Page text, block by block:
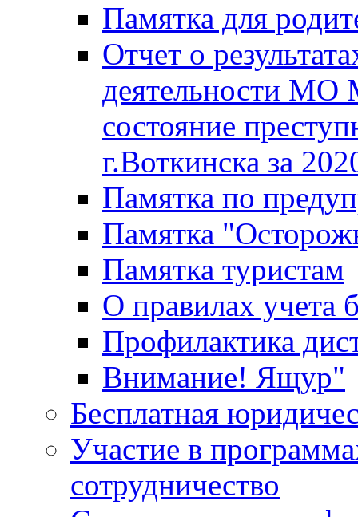
Памятка для
Отчет о
деятельности МО
состояние
г.Воткинска за
Памятка по
Памятка
Памятка туристам
О правилах учета
Профилактика
Внимание! Ящур"
Бесплатная
Участие в
сотрудничество